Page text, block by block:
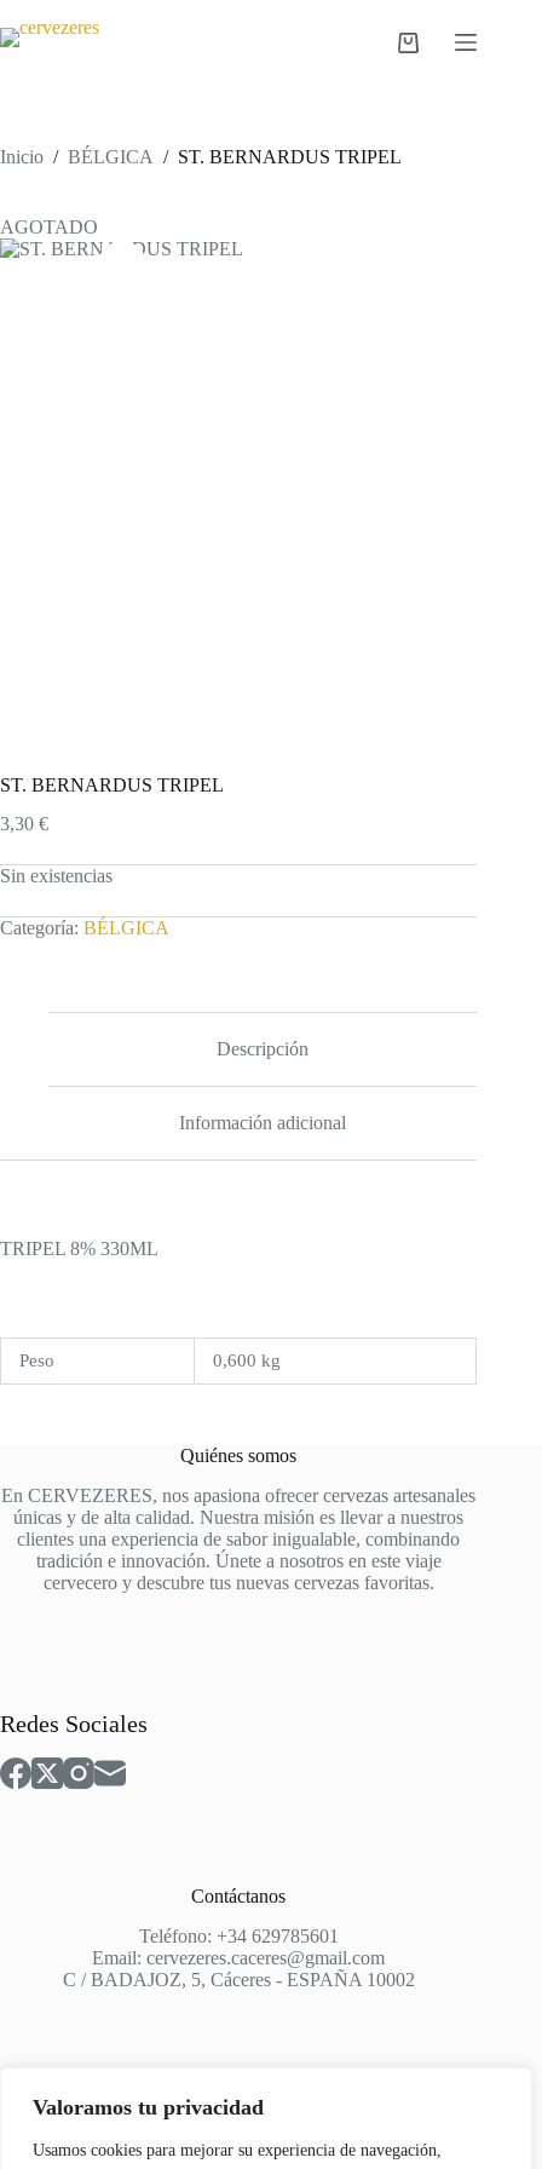
Valoramos tu privacidad
Usamos cookies para mejorar su experiencia de navegación,
al
contenido
Carro
Inicio / BÉLGICA / ST. BERNARDUS TRIPEL
AGOTADO
ST. BERNARDUS TRIPEL
3,30 €
Sin existencias
Categoría: BÉLGICA
Descripción
Información adicional
TRIPEL 8% 330ML
Peso 0,600 kg
Quiénes somos
En CERVEZERES, nos apasiona ofrecer cervezas artesanales
únicas y de alta calidad. Nuestra misión es llevar a nuestros
clientes una experiencia de sabor inigualable, combinando
tradición e innovación. Únete a nosotros en este viaje
cervecero y descubre tus nuevas cervezas favoritas.
Redes Sociales
Contáctanos
Teléfono: +34 629785601
Email: cervezeres.caceres@gmail.com
C / BADAJOZ, 5, Cáceres - ESPAÑA 10002
Apoyo